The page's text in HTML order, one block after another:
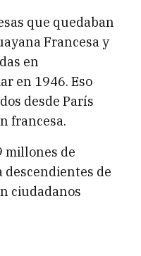
que quedaban
Francesa y
en
en 1946. Eso
desde París
francesa.
millones de
de
ciudadanos